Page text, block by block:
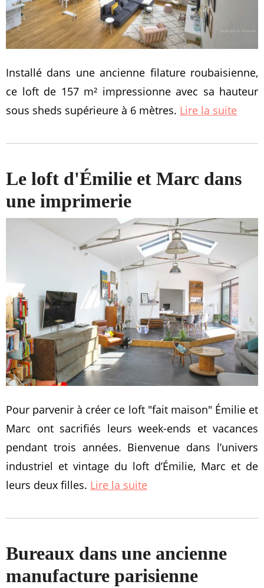
Installé dans une ancienne filature roubaisienne,
ce loft de 157 m² impressionne avec sa hauteur
sous sheds supérieure à 6 mètres. Lire la suite
Le loft d'Émilie et Marc dans
une imprimerie
Pour parvenir à créer ce loft "fait maison" Émilie et
Marc ont sacrifiés leurs week-ends et vacances
pendant trois années. Bienvenue dans l’univers
industriel et vintage du loft d’Émilie, Marc et de
leurs deux filles. Lire la suite
Bureaux dans une ancienne
manufacture parisienne